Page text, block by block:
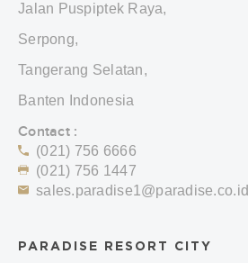
Jalan Puspiptek Raya,
Serpong,
Tangerang Selatan,
Banten Indonesia
Contact :
(021) 756 6666
(021) 756 1447
sales.paradise1@paradise.co.id
PARADISE RESORT CITY